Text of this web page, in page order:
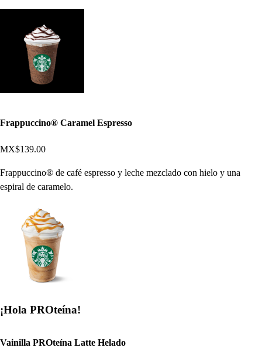
Frappuccino® Caramel Espresso
MX$139.00
Frappuccino® de café espresso y leche mezclado con hielo y una
espiral de caramelo.
¡Hola PROteína!
Vainilla PROteína Latte Helado